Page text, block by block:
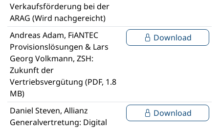
Verkaufsförderung bei der
ARAG (Wird nachgereicht)
Andreas Adam, FiANTEC
Provisionslösungen & Lars
Georg Volkmann, ZSH:
Zukunft der
Vertriebsvergütung (PDF, 1.8
MB)
Download
Daniel Steven, Allianz
Generalvertretung: Digital
Download